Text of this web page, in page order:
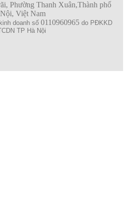
Phường Thanh Xuân,Thành phố
Việt Nam
doanh số 0110960965do PĐKKD
TP Hà Nội